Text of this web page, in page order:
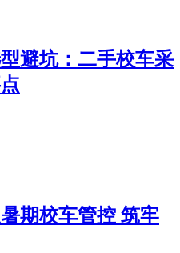
避坑：二手校车采
期校车管控 筑牢